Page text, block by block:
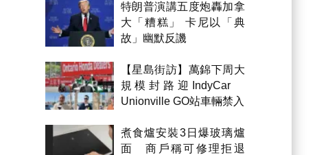
特朗普演講五度炮轟加拿
大「糟糕」 卡尼以「典
故」幽默反譏
【星島街訪】萬錦下周大
規模封路迎IndyCar
Unionville GO站車輛禁入
煮食爐安裝3日爆玻璃爐
面 商戶稱可修理拒退